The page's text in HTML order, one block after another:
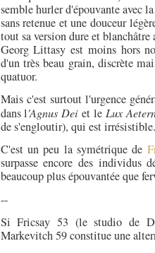
semble hurler d'épouvante avec
sans retenue et une douceur
tout sa version dure et
Georg Littasy est moins hors
d'un très beau grain, discrète
quatuor.
Mais c'est surtout l'urgence
dans l'Agnus Dei et le Lux
de s'engloutir), qui est irrésistible.
C'est un peu la symétrique de
surpasse encore des individus
beaucoup plus épouvantée que
--
Si Fricsay 53 (le studio de
Markevitch 59 constitue une